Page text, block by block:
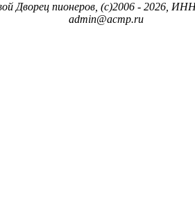
Дворец пионеров, (c)2006 - 2026,
admin@acmp.ru